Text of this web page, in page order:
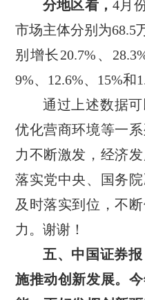
分地区看，4月
市场主体分别为68.5
别增长20.7%、
9%、12.6%、15%和
通过上述数据
优化营商环境等一
力不断激发，经济
落实党中央、国务
及时落实到位，不
力。谢谢！
五、中国证券
施推动创新发展。